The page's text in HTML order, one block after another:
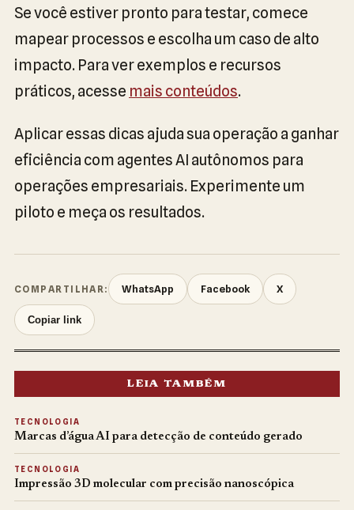
Se você estiver pronto para testar, comece
mapear processos e escolha um caso de alto
impacto. Para ver exemplos e recursos
práticos, acesse mais conteúdos.
Aplicar essas dicas ajuda sua operação a ganhar
eficiência com agentes AI autônomos para
operações empresariais. Experimente um
piloto e meça os resultados.
COMPARTILHAR: WhatsApp Facebook X
Copiar link
LEIA TAMBÉM
TECNOLOGIA
Marcas d’água AI para detecção de conteúdo gerado
TECNOLOGIA
Impressão 3D molecular com precisão nanoscópica